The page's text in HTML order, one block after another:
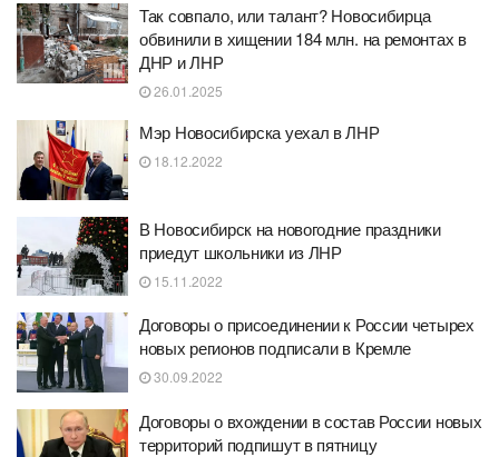
Так совпало, или талант? Новосибирца
обвинили в хищении 184 млн. на ремонтах в
ДНР и ЛНР
26.01.2025
Мэр Новосибирска уехал в ЛНР
18.12.2022
В Новосибирск на новогодние праздники
приедут школьники из ЛНР
15.11.2022
Договоры о присоединении к России четырех
новых регионов подписали в Кремле
30.09.2022
Договоры о вхождении в состав России новых
территорий подпишут в пятницу